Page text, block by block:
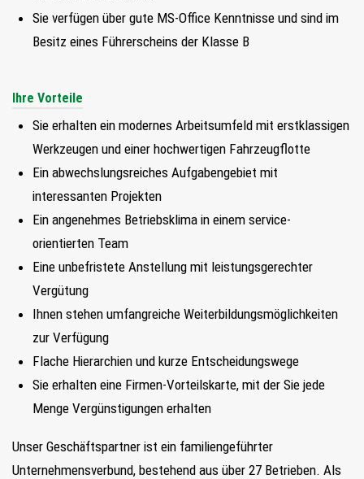
Sie verfügen über gute MS-Office Kenntnisse und sind im
Besitz eines Führerscheins der Klasse B
Ihre Vorteile
Sie erhalten ein modernes Arbeitsumfeld mit erstklassigen
Werkzeugen und einer hochwertigen Fahrzeugflotte
Ein abwechslungsreiches Aufgabengebiet mit
interessanten Projekten
Ein angenehmes Betriebsklima in einem service-
orientierten Team
Eine unbefristete Anstellung mit leistungsgerechter
Vergütung
Ihnen stehen umfangreiche Weiterbildungsmöglichkeiten
zur Verfügung
Flache Hierarchien und kurze Entscheidungswege
Sie erhalten eine Firmen-Vorteilskarte, mit der Sie jede
Menge Vergünstigungen erhalten
Unser Geschäftspartner ist ein familiengeführter
Unternehmensverbund, bestehend aus über 27 Betrieben. Als